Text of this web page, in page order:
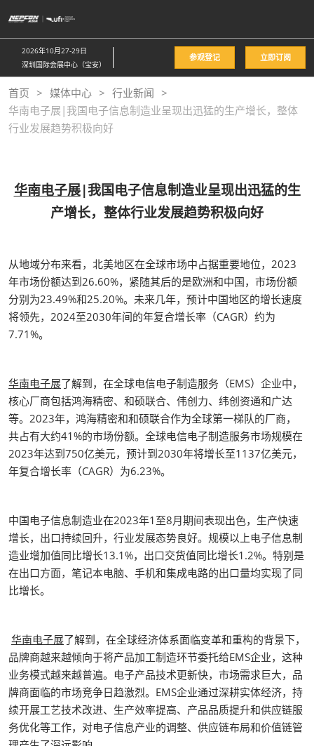
接
跳
至
内
容
2026年10月27-29日
深圳国际会展中心（宝安）
参观登记 立即订阅
首页 媒体中心
行业新闻
华南电子展|我国电子信息制造业呈现出迅猛的生产增长，整体
行业发展趋势积极向好
华南电子展|我国电子信息制造业呈现出迅猛的生
产增长，整体行业发展趋势积极向好
从地域分布来看，北美地区在全球市场中占据重要地位，2023
年市场份额达到26.60%，紧随其后的是欧洲和中国，市场份额
分别为23.49%和25.20%。未来几年，预计中国地区的增长速度
将领先，2024至2030年间的年复合增长率（CAGR）约为
7.71%。
华南电子展了解到，在全球电信电子制造服务（EMS）企业中，
核心厂商包括鸿海精密、和硕联合、伟创力、纬创资通和广达
等。2023年，鸿海精密和和硕联合作为全球第一梯队的厂商，
共占有大约41%的市场份额。全球电信电子制造服务市场规模在
2023年达到750亿美元，预计到2030年将增长至1137亿美元，
年复合增长率（CAGR）为6.23%。
中国电子信息制造业在2023年1至8月期间表现出色，生产快速
增长，出口持续回升，行业发展态势良好。规模以上电子信息制
造业增加值同比增长13.1%，出口交货值同比增长1.2%。特别是
在出口方面，笔记本电脑、手机和集成电路的出口量均实现了同
比增长。
华南电子展了解到，在全球经济体系面临变革和重构的背景下，
品牌商越来越倾向于将产品加工制造环节委托给EMS企业，这种
业务模式越来越普遍。电子产品技术更新快，市场需求巨大，品
牌商面临的市场竞争日趋激烈。EMS企业通过深耕实体经济，持
续开展工艺技术改进、生产效率提高、产品品质提升和供应链服
务优化等工作，对电子信息产业的调整、供应链布局和价值链管